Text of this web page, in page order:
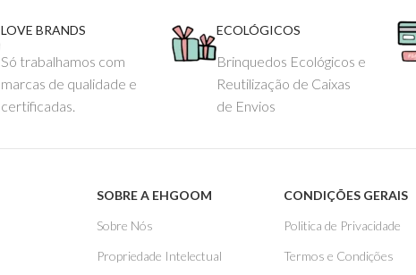
LOVE BRANDS
Só trabalhamos com
marcas de qualidade e
certificadas.
ECOLÓGICOS
Brinquedos Ecológicos e
Reutilização de Caixas
de Envios
SOBRE A EHGOOM
Sobre Nós
Propriedade Intelectual
CONDIÇÕES GERAIS
Politica de Privacidade
Termos e Condições